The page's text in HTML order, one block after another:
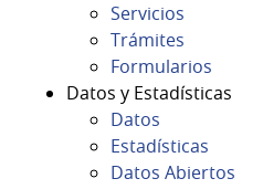
Servicios
Trámites
Formularios
Datos y Estadísticas
Datos
Estadísticas
Datos Abiertos